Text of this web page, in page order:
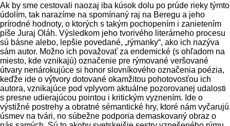
Ak by sme cestovali naozaj iba kúsok dolu po prúde rieky týmto
údolím, tak narazíme na spomínaný raj na Beregu a jeho
prírodné hodnoty, o ktorých s takým pochopením i zanietením
píše Juraj Oláh. Výsledkom jeho tvorivého literárneho procesu
sú básne alebo, lepšie povedané, „rýman­ky“, ako ich nazýva
sám autor. Možno ich považo­vať za endemické (s ohľadom na
miesto, kde vzni­kajú) označenie pre rýmované veršované
útvary nenárokujúce si honor slovníkového označenia poézia,
keďže ide o výtvory dotované okamžitou pohotovosťou ich
autora, vznikajúce pod vplyvom aktuálne pozorovanej udalosti
s presne udierajú­cou pointou i kritickým vyznením. Ide o
výstižné postrehy a obratné sémantické hry, ktoré nám vy­čarujú
úsmev na tvári, no súbežne podporia de­maskovaný obraz o